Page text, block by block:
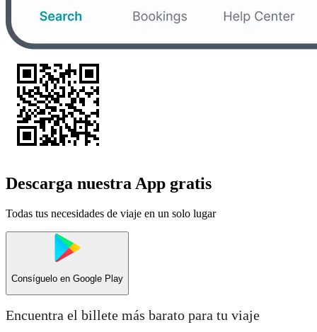
Descarga nuestra App gratis
Todas tus necesidades de viaje en un solo lugar
Consíguelo en Google Play
Encuentra el billete más barato para tu viaje